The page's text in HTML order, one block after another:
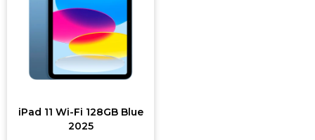
iPad 11 Wi-Fi 128GB Blue
2025